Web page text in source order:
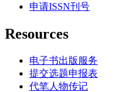
申请ISSN刊号
Resources
电子书出版服务
提交选题申报表
代笔人物传记